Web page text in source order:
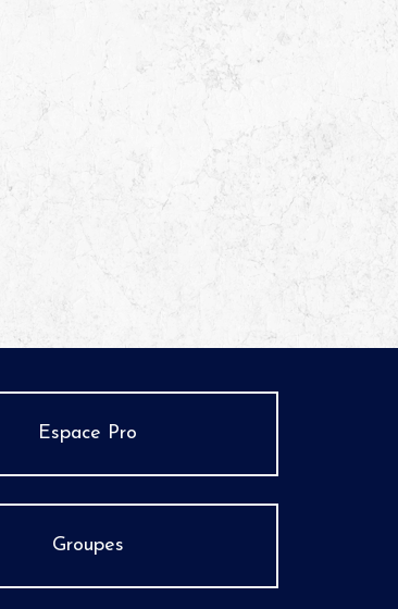
Espace Pro
Groupes